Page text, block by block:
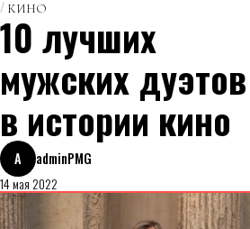
КИНО
10 лучших
мужских дуэтов
в истории кино
A
adminPMG
14 мая 2022